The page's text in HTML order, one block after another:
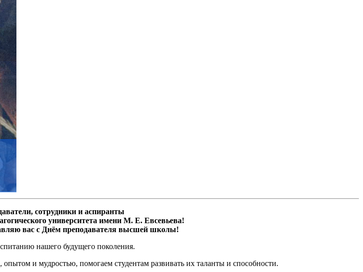
сотрудники и аспиранты
университета имени М. Е. Евсевьева!
вас с Днём преподавателя высшей школы!
нашего будущего поколения.
и мудростью, помогаем студентам развивать их таланты и способности.